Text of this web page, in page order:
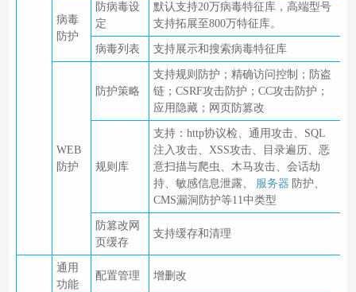
病毒
防护
防病毒设
定
默认支持20万病毒特征库，高端型号
支持拓展至800万特征库。
病毒列表 支持展示和搜索病毒特征库
WEB
防护
防护策略
支持规则防护；精确访问控制；防盗
链；CSRF攻击防护；CC攻击防护；
应用隐藏；网页防篡改
规则库
支持：http协议检、通用攻击、SQL
注入攻击、XSS攻击、目录遍历、恶
意扫描与爬虫、木马攻击、会话劫
持、敏感信息泄露、
服务器 防护、
CMS漏洞防护等11中类型
防篡改网
页缓存
支持缓存和清理
通用
功能
配置管理 增删改